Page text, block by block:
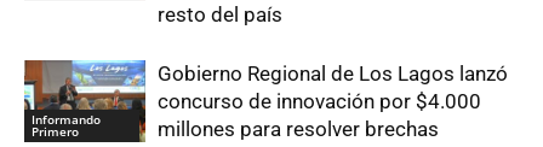
resto del país
Informando
Primero
Gobierno Regional de Los Lagos lanzó
concurso de innovación por $4.000
millones para resolver brechas